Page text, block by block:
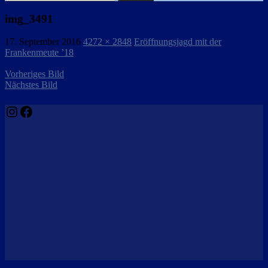
nach:
img_3491
17. September 2016 4272 × 2848 Eröffnungsjagd mit der
Frankenmeute ’18
Vorheriges Bild
Nächstes Bild
Instagram
Facebook